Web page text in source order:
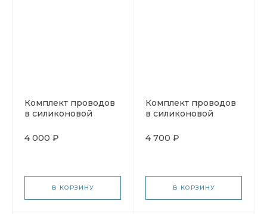
Комплект проводов
в силиконовой
вкладышей или
4 000 ₽
В КОРЗИНУ
Комплект проводов
в силиконовой
усиленный по всей
4 700 ₽
В КОРЗИНУ